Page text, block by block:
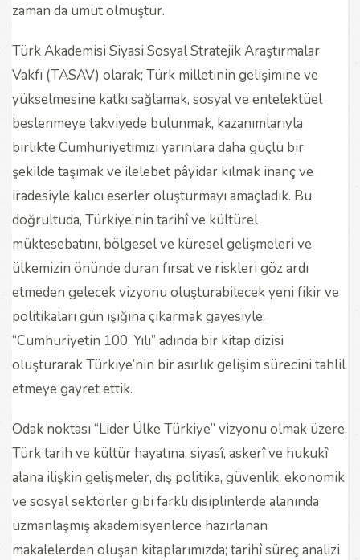
zaman da umut olmuştur.
Türk Akademisi Siyasi Sosyal Stratejik Araştırmalar
Vakfı (TASAV) olarak; Türk milletinin gelişimine ve
yükselmesine katkı sağlamak, sosyal ve entelektüel
beslenmeye takviyede bulunmak, kazanımlarıyla
birlikte Cumhuriyetimizi yarınlara daha güçlü bir
şekilde taşımak ve ilelebet pâyidar kılmak inanç ve
iradesiyle kalıcı eserler oluşturmayı amaçladık. Bu
doğrultuda, Türkiye’nin tarihî ve kültürel
müktesebatını, bölgesel ve küresel gelişmeleri ve
ülkemizin önünde duran fırsat ve riskleri göz ardı
etmeden gelecek vizyonu oluşturabilecek yeni fikir ve
politikaları gün ışığına çıkarmak gayesiyle,
“Cumhuriyetin 100. Yılı” adında bir kitap dizisi
oluşturarak Türkiye’nin bir asırlık gelişim sürecini tahlil
etmeye gayret ettik.
Odak noktası “Lider Ülke Türkiye” vizyonu olmak üzere,
Türk tarih ve kültür hayatına, siyasî, askerî ve hukukî
alana ilişkin gelişmeler, dış politika, güvenlik, ekonomik
ve sosyal sektörler gibi farklı disiplinlerde alanında
uzmanlaşmış akademisyenlerce hazırlanan
makalelerden oluşan kitaplarımızda; tarihî süreç analizi